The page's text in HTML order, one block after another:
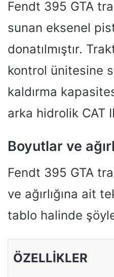
Fendt 395 GTA
sunan eksenel
donatılmıştır.
kontrol ünitesine
kaldırma
arka hidrolik CAT
Boyutlar ve
Fendt 395 GTA
ve ağırlığına ait
tablo halinde
ÖZELLIKLER